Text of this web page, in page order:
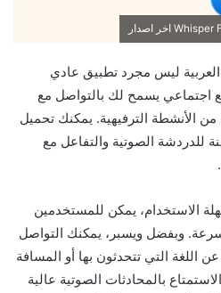
العربية ليس مجرد تطبيق عادي
اجتماعي يسمح لك بالتواصل مع
من الأنشطة الترفيهية. يمكنك تحميل
للدردشة الصوتية والتفاعل مع
الاستخدام، يمكن للمستخدمين
وبفضل ويسبر، يمكنك التواصل
اللغة التي تتحدثون بها أو المسافة
بالمحادثات الصوتية عالية